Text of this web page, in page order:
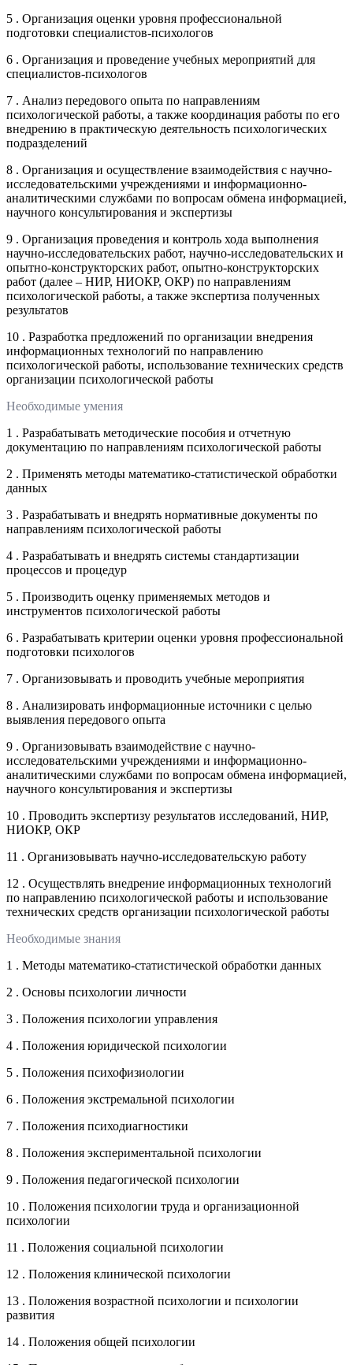
5 . Организация оценки уровня профессиональной
подготовки специалистов-психологов
6 . Организация и проведение учебных мероприятий для
специалистов-психологов
7 . Анализ передового опыта по направлениям
психологической работы, а также координация работы по его
внедрению в практическую деятельность психологических
подразделений
8 . Организация и осуществление взаимодействия с научно-
исследовательскими учреждениями и информационно-
аналитическими службами по вопросам обмена информацией,
научного консультирования и экспертизы
9 . Организация проведения и контроль хода выполнения
научно-исследовательских работ, научно-исследовательских и
опытно-конструкторских работ, опытно-конструкторских
работ (далее – НИР, НИОКР, ОКР) по направлениям
психологической работы, а также экспертиза полученных
результатов
10 . Разработка предложений по организации внедрения
информационных технологий по направлению
психологической работы, использование технических средств
организации психологической работы
Необходимые умения
1 . Разрабатывать методические пособия и отчетную
документацию по направлениям психологической работы
2 . Применять методы математико-статистической обработки
данных
3 . Разрабатывать и внедрять нормативные документы по
направлениям психологической работы
4 . Разрабатывать и внедрять системы стандартизации
процессов и процедур
5 . Производить оценку применяемых методов и
инструментов психологической работы
6 . Разрабатывать критерии оценки уровня профессиональной
подготовки психологов
7 . Организовывать и проводить учебные мероприятия
8 . Анализировать информационные источники с целью
выявления передового опыта
9 . Организовывать взаимодействие с научно-
исследовательскими учреждениями и информационно-
аналитическими службами по вопросам обмена информацией,
научного консультирования и экспертизы
10 . Проводить экспертизу результатов исследований, НИР,
НИОКР, ОКР
11 . Организовывать научно-исследовательскую работу
12 . Осуществлять внедрение информационных технологий
по направлению психологической работы и использование
технических средств организации психологической работы
Необходимые знания
1 . Методы математико-статистической обработки данных
2 . Основы психологии личности
3 . Положения психологии управления
4 . Положения юридической психологии
5 . Положения психофизиологии
6 . Положения экстремальной психологии
7 . Положения психодиагностики
8 . Положения экспериментальной психологии
9 . Положения педагогической психологии
10 . Положения психологии труда и организационной
психологии
11 . Положения социальной психологии
12 . Положения клинической психологии
13 . Положения возрастной психологии и психологии
развития
14 . Положения общей психологии